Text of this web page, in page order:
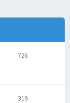
726
319